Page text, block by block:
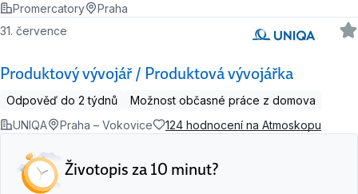
Promercatory
Praha
Produktový vývojář / Produktová vývojářka
31. července
Odpověď do 2 týdnů
Možnost občasné práce z domova
UNIQA
Praha – Vokovice 124 hodnocení na Atmoskopu
Životopis za 10 minut?